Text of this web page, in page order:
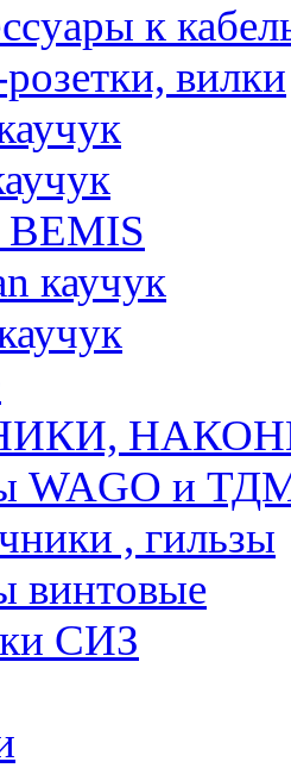
к
вилки
BEMIS
каучук
WAGO и
, гильзы
винтовые
СИЗ